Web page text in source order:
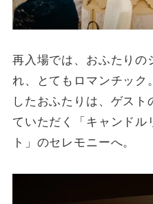
再入場では、おふたりの
れ、とてもロマンチック
したおふたりは、ゲスト
ていただく「キャンドル
ト」のセレモニーへ。